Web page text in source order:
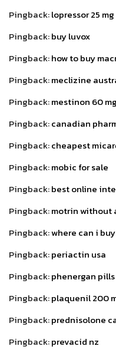
Pingback:lopressor 25
Pingback:buy luvox
Pingback:how to buy
Pingback:meclizine
Pingback:mestinon 60
Pingback:canadian
Pingback:cheapest
Pingback:mobic for sale
Pingback:best online
Pingback:motrin without
Pingback:where can i
Pingback:periactin usa
Pingback:phenergan pills
Pingback:plaquenil 200
Pingback:prednisolone
Pingback:prevacid nz